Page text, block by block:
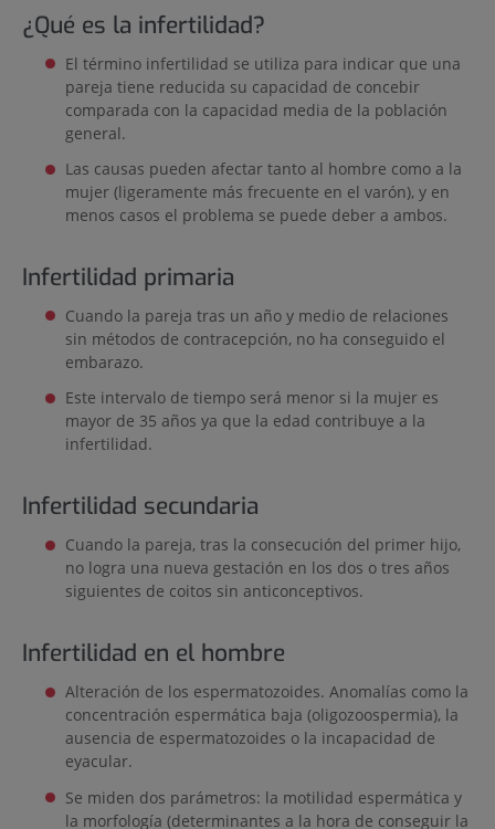
¿Qué es la infertilidad?
El término infertilidad se utiliza para indicar que una
pareja tiene reducida su capacidad de concebir
comparada con la capacidad media de la población
general.
Las causas pueden afectar tanto al hombre como a la
mujer (ligeramente más frecuente en el varón), y en
menos casos el problema se puede deber a ambos.
Infertilidad primaria
Cuando la pareja tras un año y medio de relaciones
sin métodos de contracepción, no ha conseguido el
embarazo.
Este intervalo de tiempo será menor si la mujer es
mayor de 35 años ya que la edad contribuye a la
infertilidad.
Infertilidad secundaria
Cuando la pareja, tras la consecución del primer hijo,
no logra una nueva gestación en los dos o tres años
siguientes de coitos sin anticonceptivos.
Infertilidad en el hombre
Alteración de los espermatozoides. Anomalías como la
concentración espermática baja (oligozoospermia), la
ausencia de espermatozoides o la incapacidad de
eyacular.
Se miden dos parámetros: la motilidad espermática y
la morfología (determinantes a la hora de conseguir la